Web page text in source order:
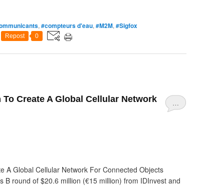
, #compteurs d'eau, #M2M, #Sigfox
Repost 0
…
Create A Global Cellular Network
A Global Cellular Network For Connected Objects
B round of $20.6 million (€15 million) from IDInvest and